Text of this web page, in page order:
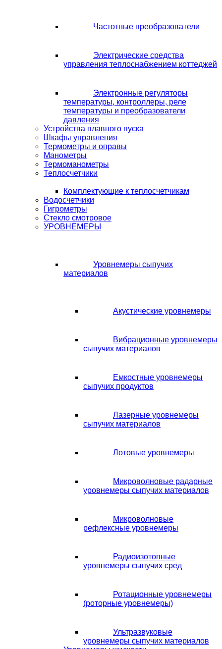
Частотные преобразователи
Электрические средства
управления теплоснабжением коттеджей
Электронные регуляторы
температуры, контроллеры, реле
температуры и преобразователи
давления
Устройства плавного пуска
Шкафы управления
Термометры и оправы
Манометры
Термоманометры
Теплосчетчики
Комплектующие к теплосчетчикам
Водосчетчики
Гигрометры
Стекло смотровое
УРОВНЕМЕРЫ
Уровнемеры сыпучих
материалов
Акустические уровнемеры
Вибрационные уровнемеры
сыпучих материалов
Емкостные уровнемеры
сыпучих продуктов
Лазерные уровнемеры
сыпучих материалов
Лотовые уровнемеры
Микроволновые радарные
уровнемеры сыпучих материалов
Микроволновые
рефлексные уровнемеры
Радиоизотопные
уровнемеры сыпучих сред
Ротационные уровнемеры
(роторные уровнемеры)
Ультразвуковые
уровнемеры сыпучих материалов